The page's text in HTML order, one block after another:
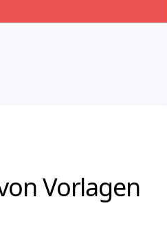
Vorlagen